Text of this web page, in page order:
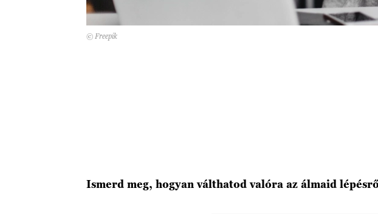
© Freepik
Ismerd meg, hogyan válthatod valóra az álmaid